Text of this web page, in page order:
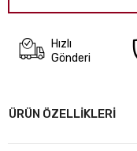
Hızlı
Gönderi
ÜRÜN ÖZELLİKLERİ